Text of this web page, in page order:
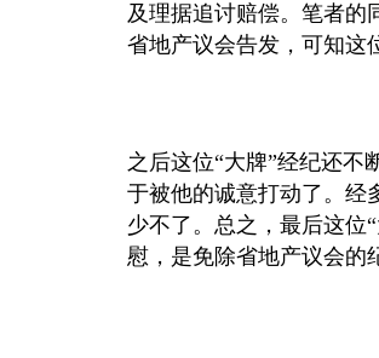
及理据追讨赔偿。笔者的
省地产议会告发，可知这
之后这位“大牌”经纪还不
于被他的诚意打动了。经
少不了。总之，最后这位
慰，是免除省地产议会的